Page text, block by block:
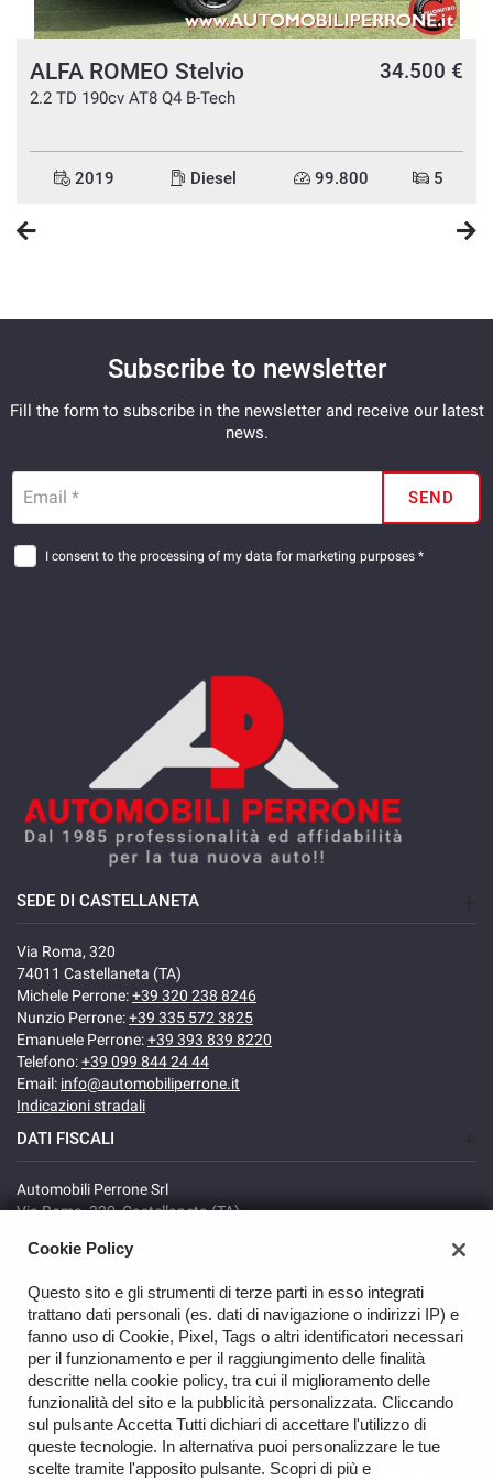
ALFA ROMEO Stelvio
2.2 TD 190cv AT8 Q4 B-Tech
34.500 €
2019 Diesel 99.800 5
Subscribe to newsletter
Fill the form to subscribe in the newsletter and receive our latest
news.
Email * SEND
I consent to the processing of my data for marketing purposes *
SEDE DI CASTELLANETA
Via Roma, 320
74011 Castellaneta (TA)
Michele Perrone:+39 320 238 8246
Nunzio Perrone:+39 335 572 3825
Emanuele Perrone:+39 393 839 8220
Telefono:+39 099 844 24 44
Email: info@automobiliperrone.it
Indicazioni stradali
DATI FISCALI
Automobili Perrone Srl
Via Roma, 320, Castellaneta (TA)
Registro delle imprese: TA
Copyright © 2026 Automobili Perrone Srl - VAT 02735640738 -
Cookie Policy
Questo sito e gli strumenti di terze parti in esso integrati
trattano dati personali (es. dati di navigazione o indirizzi IP) e
fanno uso di Cookie, Pixel, Tags o altri identificatori necessari
per il funzionamento e per il raggiungimento delle finalità
descritte nella cookie policy, tra cui il miglioramento delle
funzionalità del sito e la pubblicità personalizzata. Cliccando
sul pulsante Accetta Tutti dichiari di accettare l'utilizzo di
queste tecnologie. In alternativa puoi personalizzare le tue
scelte tramite l'apposito pulsante. Scopri di più e